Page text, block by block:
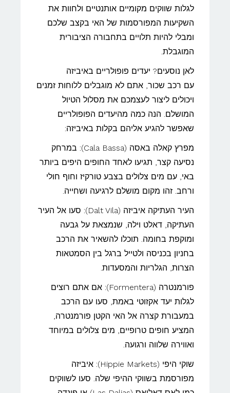
לגלות שווקים מקומיים אותנטיים ולחוות את
השקיעות המפורסמות של האי בקצב שלכם
ומבלי להיות תלויים בתחבורה הציבורית
המוגבלת.
לאן נוסעים? יעדים פופולריים באיביזה
עם רכב שכור, אתם לא מוגבלים ללוחות זמנים
ויכולים ליצור לעצמכם את מסלול הטיול
המושלם. הנה כמה מהיעדים הפופולריים
שאפשר להגיע אליהם בקלות באיביזה:
מפרץ קאלה באסה (Cala Bassa): במרחק
נסיעה קצר, תגיעו לאחד החופים היפים ביותר
באי, עם מים צלולים בצבע טורקיז וחוף חולי
ורחב. זהו מקום מושלם לרגיעה ושחייה.
העיר העתיקה איביזה (Dalt Vila): סעו אל העיר
העתיקה, דאלט וילה, שנמצאת על גבעה
ומוקפת בחומה. תוכלו להשאיר את הרכב
בחניון בכניסה ולטייל ברגל בין הסמטאות
הצרות, הגלריות והמסעדות.
פורמנטרה (Formentera): אם אתם רוצים
לגלות יעד אקזוטי באמת, סעו עם הרכב
במעבורת קצרה אל האי הקטן פורמנטרה,
המציע חופים טרופיים, מים צלולים במיוחד
ואווירה שלווה ורגועה.
שוקי היפי (Hippie Markets): איביזה
מפורסמת בשווקי ההיפי שלה. סעו לשווקים